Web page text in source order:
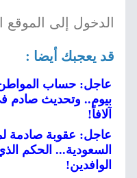
الدخول إلى
قد يعجبك أيضا :
عاجل: حساب المواطن
بيوم.. وتحديث صادم
آلافاً!
عاجل: عقوبة صادمة
السعودية... الحكم
الوافدين!